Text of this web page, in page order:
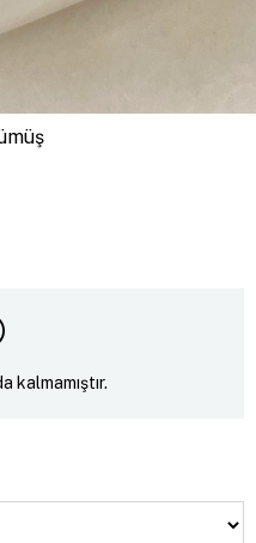
kalmamıştır.